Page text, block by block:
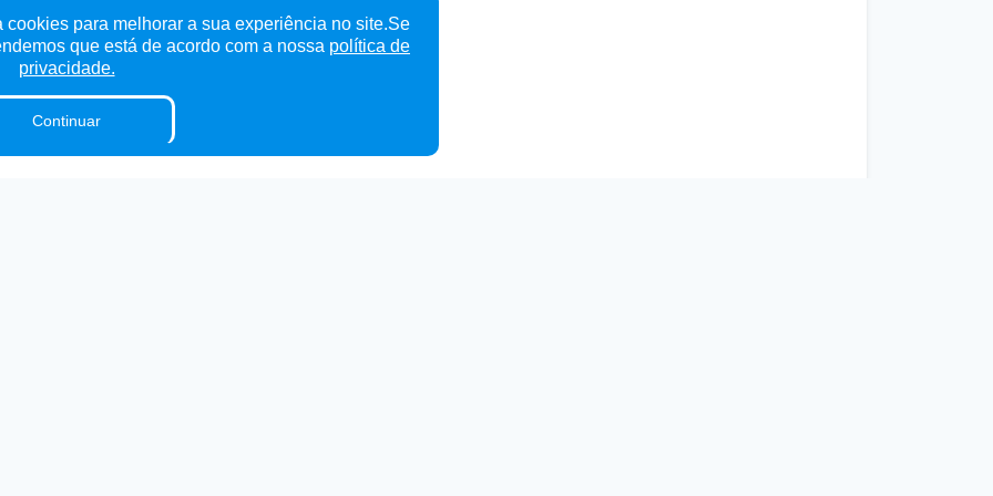
para melhorar a sua experiência no site.Se
que está de acordo com a nossa política de
privacidade.
Continuar